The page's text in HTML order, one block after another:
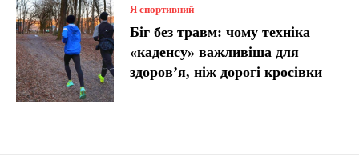
Я спортивний
Біг без травм: чому техніка
«каденсу» важливіша для
здоров’я, ніж дорогі кросівки